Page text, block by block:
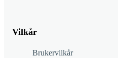
Vilkår
Brukervilkår